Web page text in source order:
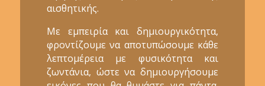
αισθητικής.
Με εμπειρία και δημιουργικότητα,
φροντίζουμε να αποτυπώσουμε κάθε
λεπτομέρεια με φυσικότητα και
ζωντάνια, ώστε να δημιουργήσουμε